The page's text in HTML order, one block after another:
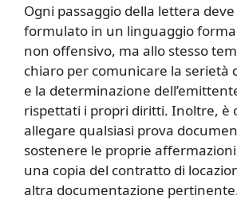
Ogni passaggio della lettera
formulato in un linguaggio
non offensivo, ma allo stesso
chiaro per comunicare la serietà
e la determinazione
rispettati i propri diritti. Inoltre, è
allegare qualsiasi prova
sostenere le proprie
una copia del contratto di
altra documentazione